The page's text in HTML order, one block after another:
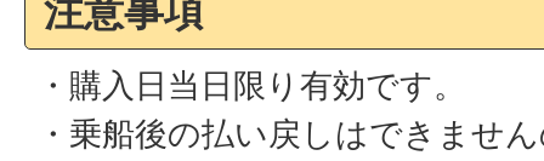
注意事項
・購入日当日限り有効です。
・乗船後の払い戻しはできませ